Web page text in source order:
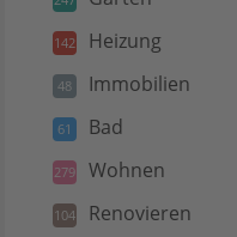
142 Heizung
48 Immobilien
61 Bad
279 Wohnen
104 Renovieren